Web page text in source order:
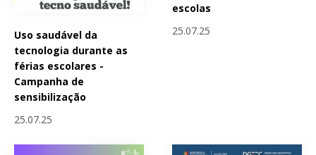
Uso saudável da
tecnologia durante as
férias escolares -
Campanha de
sensibilização
25.07.25
escolas
25.07.25